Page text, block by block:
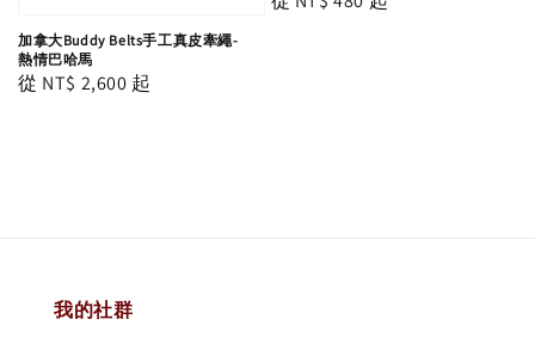
加拿大Buddy Belts手工真皮牽繩-
熱情巴哈馬
Regular
從 NT$ 2,600 起
我的社群